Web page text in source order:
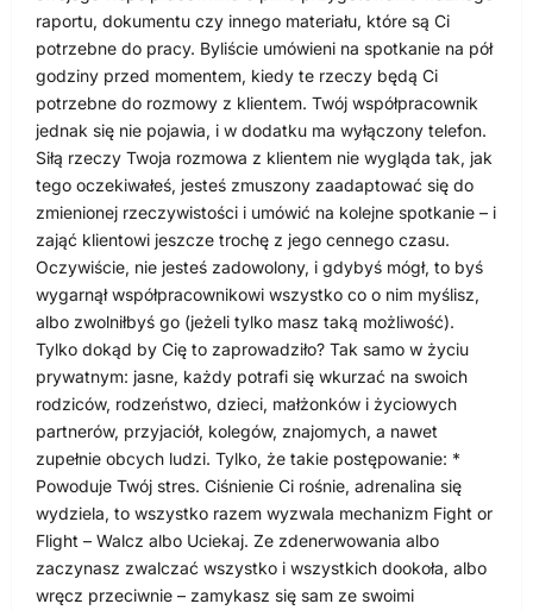
raportu, dokumentu czy innego materiału, które są Ci
potrzebne do pracy. Byliście umówieni na spotkanie na pół
godziny przed momentem, kiedy te rzeczy będą Ci
potrzebne do rozmowy z klientem. Twój współpracownik
jednak się nie pojawia, i w dodatku ma wyłączony telefon.
Siłą rzeczy Twoja rozmowa z klientem nie wygląda tak, jak
tego oczekiwałeś, jesteś zmuszony zaadaptować się do
zmienionej rzeczywistości i umówić na kolejne spotkanie – i
zająć klientowi jeszcze trochę z jego cennego czasu.
Oczywiście, nie jesteś zadowolony, i gdybyś mógł, to byś
wygarnął współpracownikowi wszystko co o nim myślisz,
albo zwolniłbyś go (jeżeli tylko masz taką możliwość).
Tylko dokąd by Cię to zaprowadziło? Tak samo w życiu
prywatnym: jasne, każdy potrafi się wkurzać na swoich
rodziców, rodzeństwo, dzieci, małżonków i życiowych
partnerów, przyjaciół, kolegów, znajomych, a nawet
zupełnie obcych ludzi. Tylko, że takie postępowanie: *
Powoduje Twój stres. Ciśnienie Ci rośnie, adrenalina się
wydziela, to wszystko razem wyzwala mechanizm Fight or
Flight – Walcz albo Uciekaj. Ze zdenerwowania albo
zaczynasz zwalczać wszystko i wszystkich dookoła, albo
wręcz przeciwnie – zamykasz się sam ze swoimi